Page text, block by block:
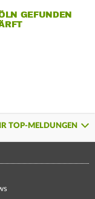
GEFUNDEN
TOP-MELDUNGEN